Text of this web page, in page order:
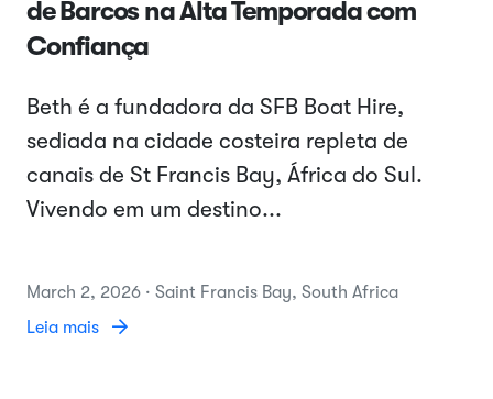
de Barcos na Alta Temporada com
Confiança
Beth é a fundadora da SFB Boat Hire,
sediada na cidade costeira repleta de
canais de St Francis Bay, África do Sul.
Vivendo em um destino...
March 2, 2026 · Saint Francis Bay, South Africa
Leia mais